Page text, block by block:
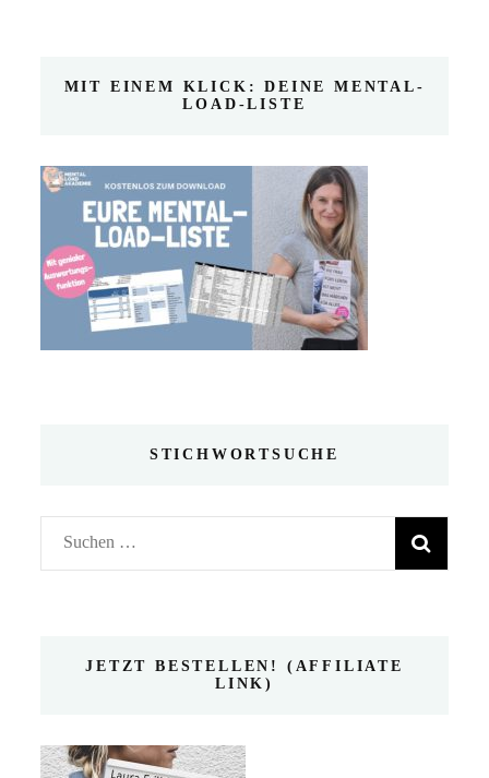
MIT EINEM KLICK: DEINE MENTAL-
LOAD-LISTE
STICHWORTSUCHE
Suchen
nach:
JETZT BESTELLEN! (AFFILIATE
LINK)